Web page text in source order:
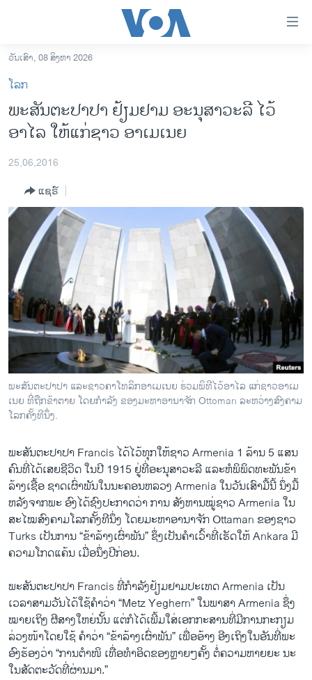
ເຂົ້າ
ຫາ
ຂ້າມ
ຂ້າມ
ຫາ
ອາເມຣິກາ
ຂ່າວ​ຈີນ
ໂລກ
ເອເຊຍ
ອິດສະຫຼະພາບດ້ານການຂ່າວ
ຊີວິດຊາວລາວ
ຊຸມຊົນຊາວລາວ
ວິທະຍາສາດ-ເທັກໂນໂລຈີ
ທຸລະກິດ
ພາສາອັງກິດ
ວີດີໂອ
ສຽງ
ລາຍການກະຈາຍສຽງ
ລາຍງານ
ຕິດຕາມພວກເຮົາ ທີ່
ພາສາຕ່າງໆ
ວັນເສົາ, 08 ສິງຫາ 2026
ໂລກ
ພະສັນຕະປາປາ ຢ້ຽມຢາມ ອະນຸສາວະລີ ໄວ້
ອາໄລ ໃຫ້ແກ່ຊາວ ອາເມເນຍ
25,06,2016
ແຊຣ໌
ພະສັນຕະປາປາ ແລະຊາວຄາໂທລິກອາເມເນຍ ຮ່ວມພິທີໄວ້ອາໄລ ແກ່ຊາວອາເມ
ເນຍ ທີ່ຖືກຂ້າຕາຍ ໂດຍກຳລັງ ຂອງມະຫາອານາຈັກ Ottoman ລະຫວ່າງສົງຄາມ
ໂລກຄັ້ງທີນຶ່ງ.
ພະສັນຕະປາປາ Francis ​ໄດ້ໄວ້​ທຸກ​ໃຫ້​ຊາວ Armenia 1 ລ້ານ 5 ​ແສນ
ຄົນ​ທີ່​ໄດ້​ເສຍ​ຊີວິດ ​ໃນ​ປີ 1915 ຢູ່​ທີ່​ອະນຸສາ​ວະລີ ​ແລະຫໍພິພິດທະພັນຂ້າ​
ລ້າງ​ເຊື້ອ ຊາດເຜົ່າ​ພັນໃນ​ນະຄອນຫລວງ Armenia ​ໃນ​ວັນ​ເສົາ​ມື້​ນີ້ ນຶ່ງ​ມື້
ຫລັງ​ຈາກພະ ​ອົງ​ໄດ້​ຊົງປະກາດວ່າ ການ ສັງຫານໝູ່​ຊາວ Armenia ​ໃນ​
ສະ​ໄໝ​ສົງຄາມ​ໂລກ​ຄັ້ງ​ທີ​ນຶ່ງ ​ໂດຍມະຫາ​ອານາຈັກ Ottaman ຂອງ​ຊາວ
Turks ​ເປັນ​ການ “ຂ້າ​ລ້າງ​ເຜົ່າພັນ” ຊຶ່ງ​ເປັນ​ຄຳ​ເວົ້າ​ທີ່​ເຮັດ​ໃຫ້ Ankara ມີ​
ຄວາ​ມ​ໂກດ​ແຄ້ນ ​ເມື່ອ​ນຶ່ງ​ປີ​ກ່ອນ.
ພະສັນຕະປາປາ Francis ​ທີ່​ກຳລັງ​ຢ້ຽມຢາມ​ປະ​ເທດ Armenia ​ເປັນ​
ເວລາ​ສາ​ມວັນໄດ້​ໃຊ້ຄຳ​ວ່າ “Metz Yeghern” ​ໃນ​ພາສາ Armenia ຊຶ່ງ​
ໝາຍ​ເຖິງ ​ຜີ​ສາງ​ໃຫຍ່ນັ້ນ ​ແຕ່ກໍ​ໄດ້​ເພີ້​ມ​ໃສ່​ເອກ​ກະສາ​ນ​ທີ່ມີ​ການ​ກະກຽມ​
ລ່ວງ​ໜ້າໂດຍ​ໃຊ້ ​ຄຳ​ວ່າ “ຂ້າ​ລ້າງ​ເຜົ່າ​ພັນ” ​ເພື່ອ​ອ້າງ ອີງ​ເຖິງໃນອັນ​ທີ່​ພະ​
ອົງຮ້ອງ​ວ່າ “​ການ​ຕຳ​ໜິ ເທື່ອ​ທຳ​ອິດຂອງຫຼາຍໆ​ຄັ້ງ ຕໍ່​ຄວາມ​ຫາຍຍະ ນະ​
ໃນ​ສັດຕະວັດ​ທີ່ຜ່ານ​ມາ.”